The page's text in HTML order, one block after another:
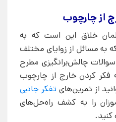
خلاق این است که به
به مسائل از زوایای مختلف
چالش‌برانگیزی مطرح
فکر کردن خارج از چارچوب
از تمرین‌های تفکر جانبی
را به کشف راه‌حل‌های
کنید.